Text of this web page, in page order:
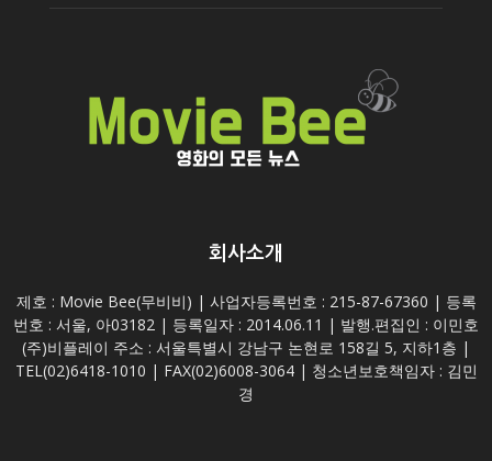
회사소개
제호 : Movie Bee(무비비) | 사업자등록번호 : 215-87-67360 | 등록
번호 : 서울, 아03182 | 등록일자 : 2014.06.11 | 발행.편집인 : 이민호
(주)비플레이 주소 : 서울특별시 강남구 논현로 158길 5, 지하1층 |
TEL(02)6418-1010 | FAX(02)6008-3064 | 청소년보호책임자 : 김민
경